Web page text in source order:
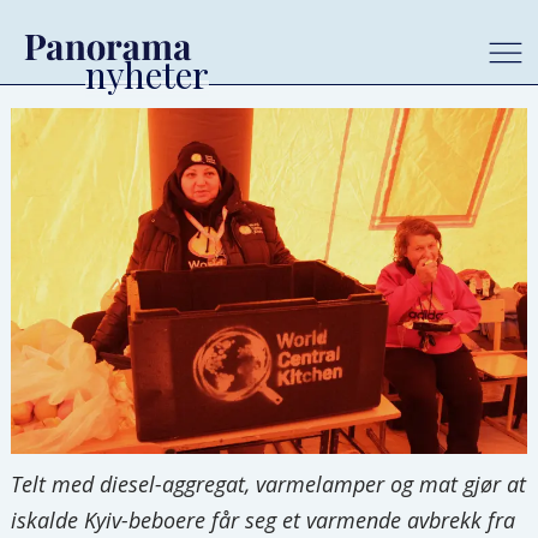
Telt med diesel-aggregat, varmelamper og mat gjør at
iskalde Kyiv-beboere får seg et varmende avbrekk fra